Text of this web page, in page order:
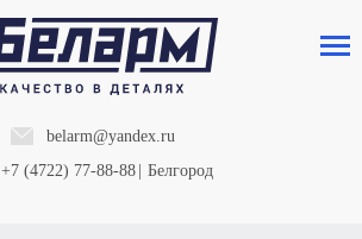
belarm@yandex.ru
+7 (4722) 77-88-88
Белгород